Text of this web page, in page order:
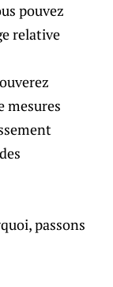
pouvez
relative
mesures
passons